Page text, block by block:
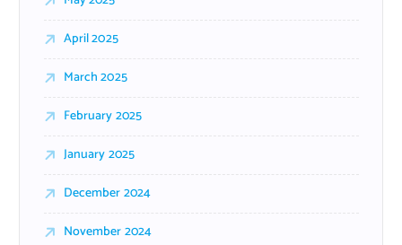
April 2025
March 2025
February 2025
January 2025
December 2024
November 2024